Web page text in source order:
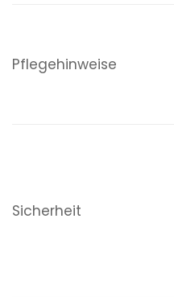
Pflegehinweise
Sicherheit